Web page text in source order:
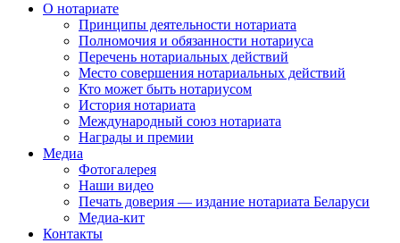
О нотариате
Принципы деятельности нотариата
Полномочия и обязанности нотариуса
Перечень нотариальных действий
Место совершения нотариальных действий
Кто может быть нотариусом
История нотариата
Международный союз нотариата
Награды и премии
Медиа
Фотогалерея
Наши видео
Печать доверия — издание нотариата Беларуси
Медиа-кит
Контакты